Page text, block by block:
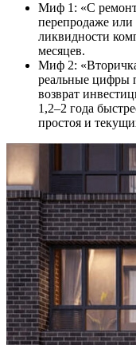
Миф 1: «С
перепродаже или
ликвидности
месяцев.
Миф 2:
реальные цифры
возврат
1,2–2 года
простоя и